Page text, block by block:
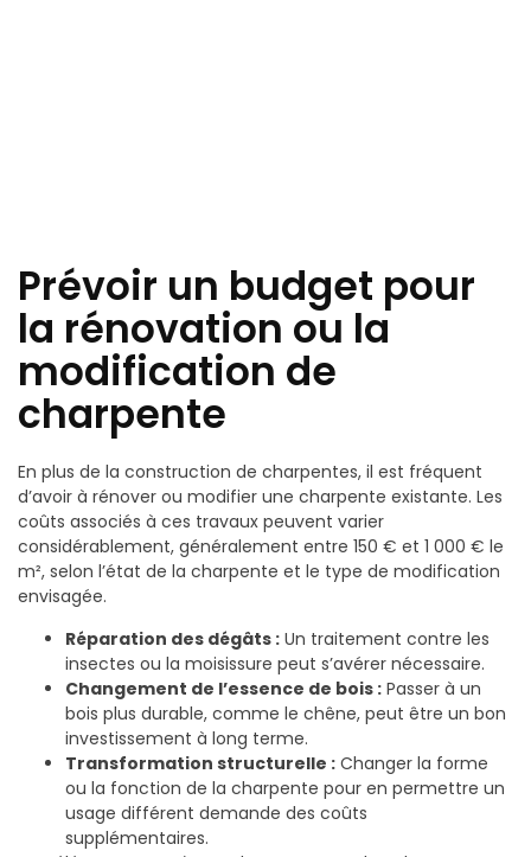
Prévoir un budget pour
la rénovation ou la
modification de
charpente
En plus de la construction de charpentes, il est fréquent
d’avoir à rénover ou modifier une charpente existante. Les
coûts associés à ces travaux peuvent varier
considérablement, généralement entre 150 € et 1 000 € le
m², selon l’état de la charpente et le type de modification
envisagée.
Réparation des dégâts : Un traitement contre les
insectes ou la moisissure peut s’avérer nécessaire.
Changement de l’essence de bois : Passer à un
bois plus durable, comme le chêne, peut être un bon
investissement à long terme.
Transformation structurelle : Changer la forme
ou la fonction de la charpente pour en permettre un
usage différent demande des coûts
supplémentaires.